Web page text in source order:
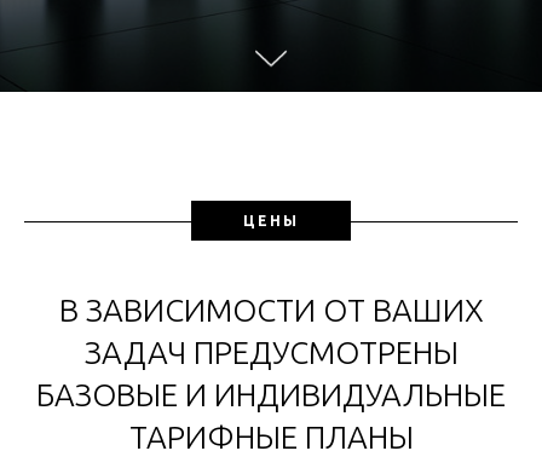
ЦЕНЫ
В ЗАВИСИМОСТИ ОТ ВАШИХ
ЗАДАЧ ПРЕДУСМОТРЕНЫ
БАЗОВЫЕ И ИНДИВИДУАЛЬНЫЕ
ТАРИФНЫЕ ПЛАНЫ